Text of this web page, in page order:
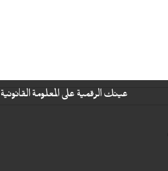
عينك الرقمية على المعلومة القانونية